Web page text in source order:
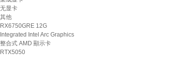
无显卡
其他
RX6750GRE 12G
Integrated Intel Arc Graphics
整合式 AMD 顯示卡
RTX5050